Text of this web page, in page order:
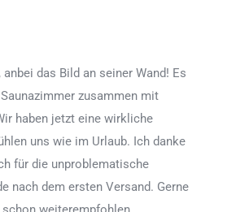
das Bild an seiner Wand! Es
zusammen mit
haben jetzt eine wirkliche
uns wie im Urlaub. Ich danke
für die unproblematische
nach dem ersten Versand. Gerne